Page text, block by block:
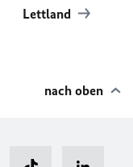
Lettland
nach oben